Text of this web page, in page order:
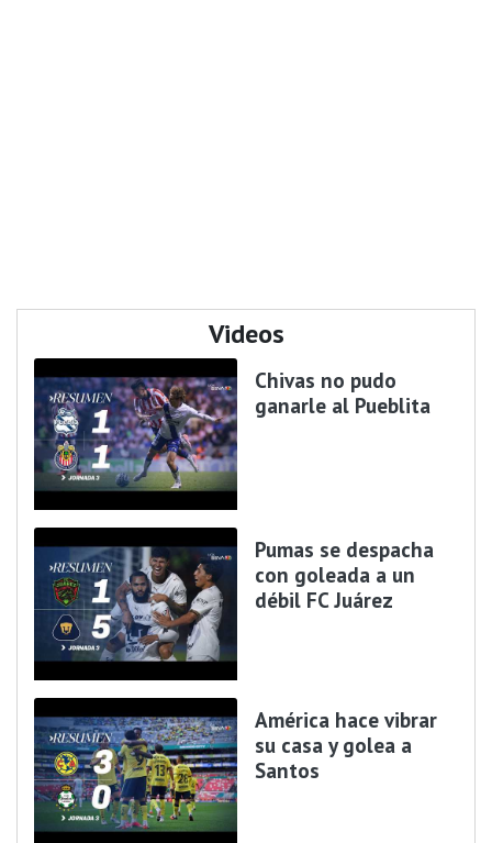
Videos
Chivas no pudo
ganarle al Pueblita
Pumas se despacha
con goleada a un
débil FC Juárez
América hace vibrar
su casa y golea a
Santos